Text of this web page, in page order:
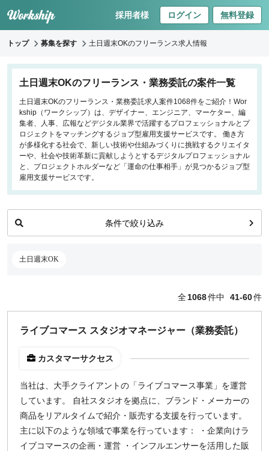
採用者様 ログイン 無料登録
トップ 募集を探す 土日週末OKのフリーランス求人情報
土日週末OKのフリーランス・業務委託の案件一覧
土日週末OKのフリーランス・業務委託求人案件1068件をご紹介！Wor
kship（ワークシップ）は、デザイナー、エンジニア、マーケター、編
集者、人事、広報などデジタル業界で活躍するプロフェッショナルとプ
ロジェクトをマッチングするジョブ型雇用支援サービスです。 働き方
が多様化する社会で、新しい技術や仕組みづくりに挑戦するクリエイタ
ーや、社会や技術革新に貢献しようとするデジタルプロフェッショナル
と、プロジェクトホルダーなど「運命の仕事相手」が見つかるジョブ型
雇用支援サービスです。
条件で絞り込み
土日週末OK
キーワードで探す
職種
フロントエンドエンジニア
バックエンドエンジニア
インフラエンジニア
iOS/Androidアプリエンジニア
データサイエンティスト
出社のみ
副業OK
新規事業
スタートアップ
土日週末OK
全1068件中 41-60件
ライブコマース スタジオマネージャー（業務委託）
カスタマーサクセス
当社は、大手クライアントの「ライブコマース事業」を運営
しています。 自社スタジオを拠点に、ブランド・メーカーの
商品をリアルタイムで紹介・販売する支援を行っています。
主に以下のような領域で事業を行っています： ・企業向けラ
イブコマースの企画・運営 ・インフルエンサーを活用した販